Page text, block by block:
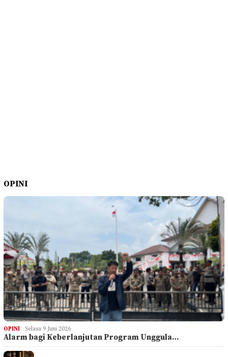
OPINI
OPINI Selasa 9 Juni 2026
Alarm bagi Keberlanjutan Program Unggula…